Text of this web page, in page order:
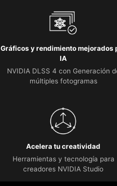
Gráficos y rendimiento mejorados
IA
NVIDIA DLSS 4 con Generación
múltiples fotogramas
Acelera tu creatividad
Herramientas y tecnología para
creadores NVIDIA Studio